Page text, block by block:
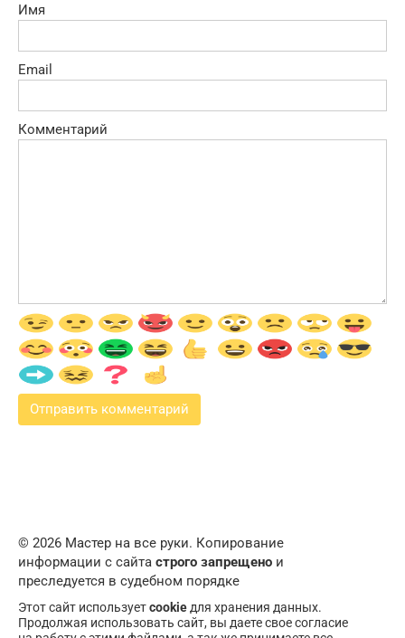
Имя
Email
Комментарий
© 2026 Мастер на все руки. Копирование
информации с сайта строго запрещено и
преследуется в судебном порядке
Этот сайт используетcookie для хранения данных.
Продолжая использовать сайт, вы даете свое согласие